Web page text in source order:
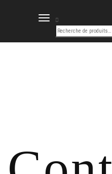
DÉPLIER
NAVIGATION